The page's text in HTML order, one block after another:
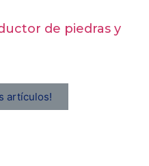
de piedras y
artículos!